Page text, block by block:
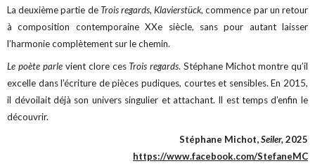
La deuxième partie deTrois regards, Klavierstück, commence par un retour
à composition contemporaine XXe siècle, sans pour autant laisser
l’harmonie complètement sur le chemin.
Le poète parle vient clore cesTrois regards. Stéphane Michot montre qu’il
excelle dans l’écriture de pièces pudiques, courtes et sensibles. En 2015,
il dévoilait déjà son univers singulier et attachant. Il est temps d’enfin le
découvrir.
Stéphane Michot,Seiler, 2025
https://www.facebook.com/StefaneMC